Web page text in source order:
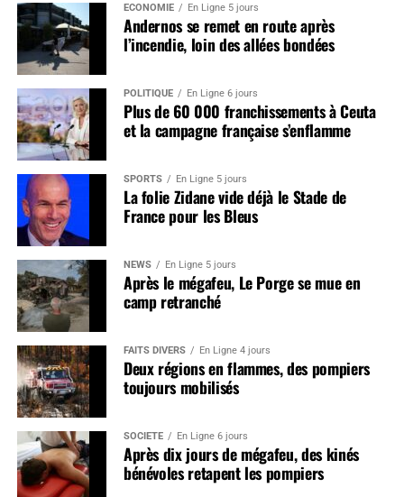
ÉCONOMIE En Ligne 5 jours
Andernos se remet en route après
l’incendie, loin des allées bondées
POLITIQUE En Ligne 6 jours
Plus de 60 000 franchissements à Ceuta
et la campagne française s’enflamme
SPORTS En Ligne 5 jours
La folie Zidane vide déjà le Stade de
France pour les Bleus
NEWS En Ligne 5 jours
Après le mégafeu, Le Porge se mue en
camp retranché
FAITS DIVERS En Ligne 4 jours
Deux régions en flammes, des pompiers
toujours mobilisés
SOCIÉTÉ En Ligne 6 jours
Après dix jours de mégafeu, des kinés
bénévoles retapent les pompiers